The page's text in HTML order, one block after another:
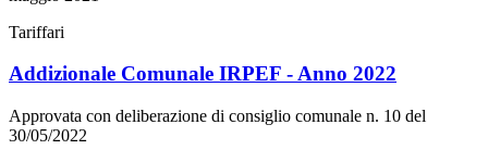
Tariffari
Addizionale Comunale IRPEF - Anno 2022
Approvata con deliberazione di consiglio comunale n. 10 del
30/05/2022